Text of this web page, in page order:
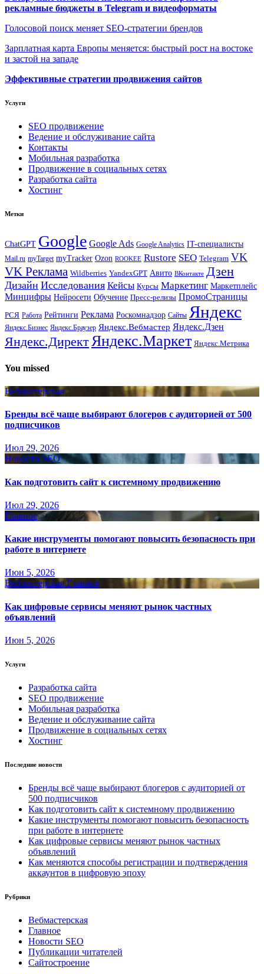
рекламные бюджеты в Telegram и видеоформаты
Голосовой поиск меняет SEO-стратегии брендов
Зарплатная карта Европы меняется: быстрый рост на востоке
и застой на западе
Эффективные стратегии продвижения сайтов
Услуги
SEO продвижение
Ведение и обслуживание сайта
Контакты
Мобильная разработка
Продвижение в социальных сетях
Разработка сайта
Хостинг
Метки
ChatGPT Google Google Ads Google Analytics IT-специалисты
Mail.ru myTarget myTracker Ozon ROOKEE Rustore SEO Telegram VK
VK Реклама Wildberries YandexGPT Авито ВКонтакте Дзен
Дизайн Исследования Кейсы Курсы Маркетинг Маркетплейс
Минцифры Нейросети Обучение Пресс-релизы ПромоСтраницы
РСЯ Работа Рейтинги Реклама Роскомнадзор Сайты Яндекс
Яндекс.Бизнес Яндекс.Браузер Яндекс.Вебмастер Яндекс.Дзен
Яндекс.ДиректЯндекс.Маркет Яндекс.Метрика
You missed
Вебмастерская
Бренды всё чаще выбирают блогеров с аудиторией от 500
подписчиков
Июл 29, 2026
Новости SEO
Как подготовить сайт к системному продвижению
Июл 29, 2026
Главное
Какие инструменты помогают повысить безопасность при
работе в интернете
Июн 5, 2026
Вебмастерская Главное
Как цифровые сервисы меняют рынок частных
объявлений
Июн 5, 2026
Услуги
Разработка сайта
SEO продвижение
Мобильная разработка
Ведение и обслуживание сайта
Продвижение в социальных сетях
Хостинг
Последние новости
Бренды всё чаще выбирают блогеров с аудиторией от
500 подписчиков
Как подготовить сайт к системному продвижению
Какие инструменты помогают повысить безопасность
при работе в интернете
Как цифровые сервисы меняют рынок частных
объявлений
Как меняются способы регистрации и подтверждения
аккаунтов в цифровую эпоху
Рубрики
Вебмастерская
Главное
Новости SEO
Публикации читателей
Сайтостроение